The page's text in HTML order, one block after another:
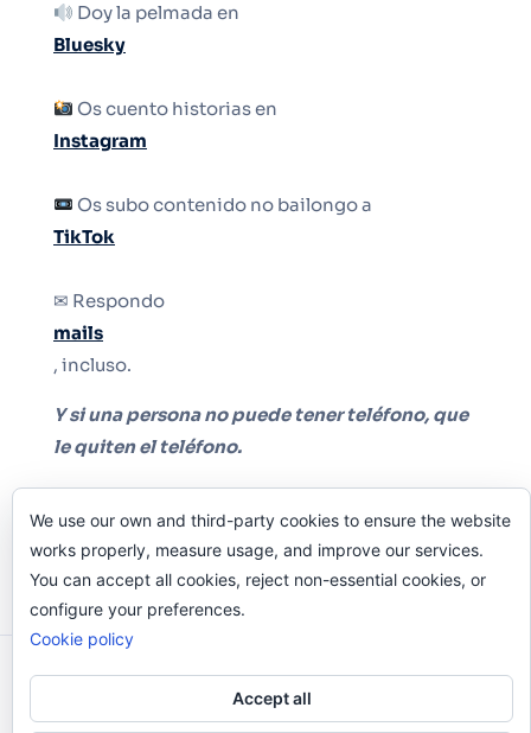
Doy la pelmada en
Bluesky
Os cuento historias en
Instagram
Os subo contenido no bailongo a
TikTok
✉ Respondo
mails
, incluso.
Y si una persona no puede tener teléfono, que
le quiten el teléfono.
Odi O'Malley © 2016-2025. Todos Los Derechos
Reservados.
We use our own and third-party cookies to ensure the website
works properly, measure usage, and improve our services.
You can accept all cookies, reject non-essential cookies, or
configure your preferences.
Cookie policy
Accept all